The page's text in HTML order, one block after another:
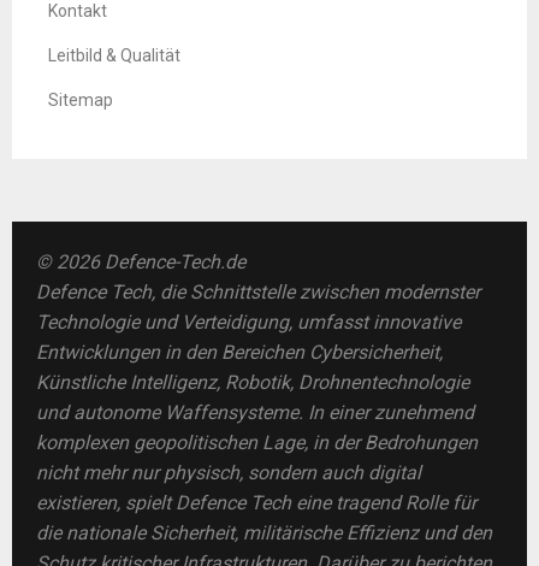
Kontakt
Leitbild & Qualität
Sitemap
© 2026 Defence-Tech.de
Defence Tech, die Schnittstelle zwischen modernster
Technologie und Verteidigung, umfasst innovative
Entwicklungen in den Bereichen Cybersicherheit,
Künstliche Intelligenz, Robotik, Drohnentechnologie
und autonome Waffensysteme. In einer zunehmend
komplexen geopolitischen Lage, in der Bedrohungen
nicht mehr nur physisch, sondern auch digital
existieren, spielt Defence Tech eine tragend Rolle für
die nationale Sicherheit, militärische Effizienz und den